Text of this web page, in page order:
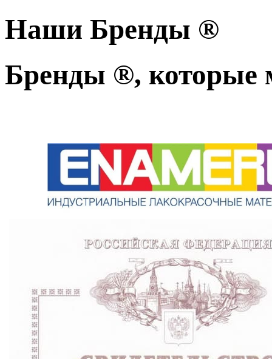
Наши Бренды ®
Бренды ®, которые